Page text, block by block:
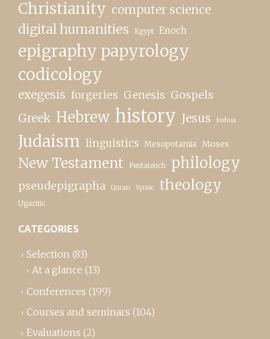
Christianity computer science
digital humanities Egypt Enoch
epigraphy papyrology
codicology
exegesis forgeries Genesis Gospels
Greek Hebrew history Jesus Joshua
Judaism linguistics Mesopotamia Moses
New Testament Pentateuch philology
pseudepigrapha Quran Syriac theology
Ugaritic
CATEGORIES
Selection (83)
At a glance (13)
Conferences (199)
Courses and seminars (104)
Evaluations (2)